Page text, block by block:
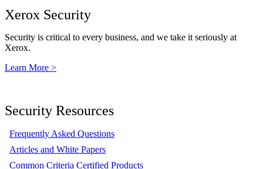
Xerox Security
Security is critical to every business, and we take it seriously at
Xerox.
Learn More >
Security Resources
Frequently Asked Questions
Articles and White Papers
Common Criteria Certified Products